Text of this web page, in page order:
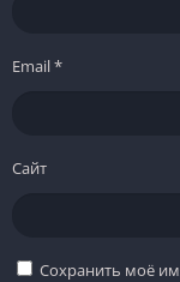
Email*
Сайт
Сохранить моё